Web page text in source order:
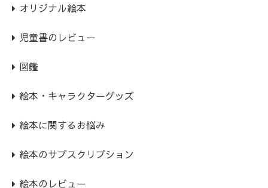
オリジナル絵本
児童書のレビュー
図鑑
絵本・キャラクターグッズ
絵本に関するお悩み
絵本のサブスクリプション
絵本のレビュー